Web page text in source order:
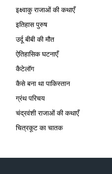
इक्ष्वाकु राजाओं की कथाएँ
इतिहास पुरुष
उर्दू बीबी की मौत
ऐतिहासिक घटनाएँ
कैटेलॉग
कैसे बना था पाकिस्तान
ग्रंथ परिचय
चंद्रवंशी राजाओं की कथाएँ
चित्रकूट का चातक